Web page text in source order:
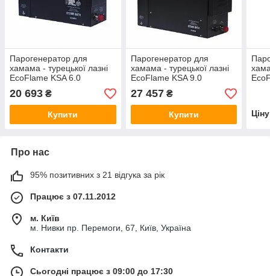
Парогенератор для
хамама - турецької лазні
EcoFlame KSA 6.0
20 693 ₴
Купити
Парогенератор для
хамама - турецької лазні
EcoFlame KSA 9.0
27 457₴
Купити
Про нас
95% позитивних з 21 відгука за рік
Працює з 07.11.2012
м. Київ
м. Нивки пр. Перемоги, 67, Київ, Україна
Контакти
Сьогодні працює з 09:00 до 17:30